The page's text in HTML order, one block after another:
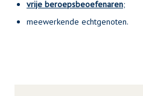
vrije beroepsbeoefenaren;
meewerkende echtgenoten.